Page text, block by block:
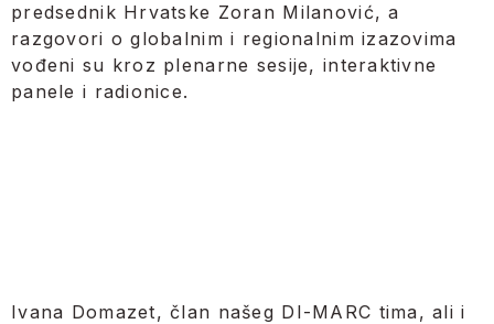
predsednik Hrvatske Zoran Milanović, a
razgovori o globalnim i regionalnim izazovima
vođeni su kroz plenarne sesije, interaktivne
panele i radionice.
Ivana Domazet, član našeg DI-MARC tima, ali i